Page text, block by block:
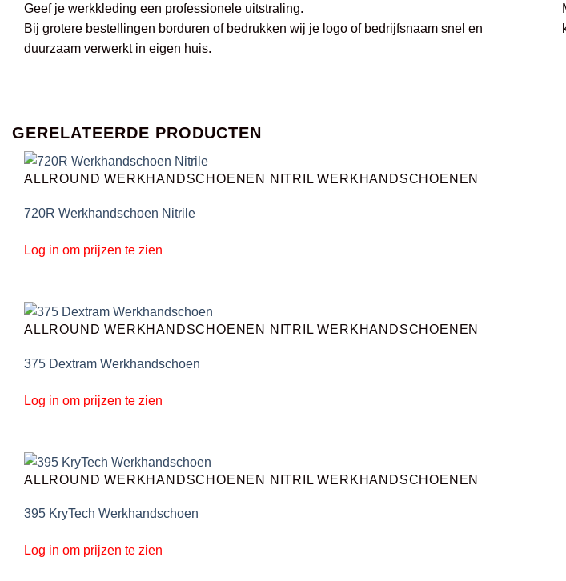
Geef je werkkleding een professionele uitstraling.
Bij grotere bestellingen borduren of bedrukken wij je logo of bedrijfsnaam snel en
duurzaam verwerkt in eigen huis.
GERELATEERDE PRODUCTEN
ALLROUND WERKHANDSCHOENEN NITRIL WERKHANDSCHOENEN
720R Werkhandschoen Nitrile
Log in om prijzen te zien
ALLROUND WERKHANDSCHOENEN NITRIL WERKHANDSCHOENEN
375 Dextram Werkhandschoen
Log in om prijzen te zien
ALLROUND WERKHANDSCHOENEN NITRIL WERKHANDSCHOENEN
395 KryTech Werkhandschoen
Log in om prijzen te zien